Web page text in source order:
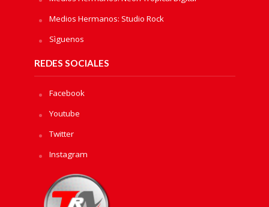
Medios Hermanos: Studio Rock
Sìguenos
REDES SOCIALES
Facebook
Youtube
Twitter
Instagram